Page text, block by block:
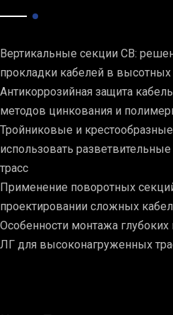
Вертикальные секции СВ:
прокладки кабелей в высотных
Антикоррозийная защита
методов цинкования и
Тройниковые и
использовать
трасс
Применение поворотных
проектировании сложных
Особенности монтажа
ЛГ для высоконагруженных